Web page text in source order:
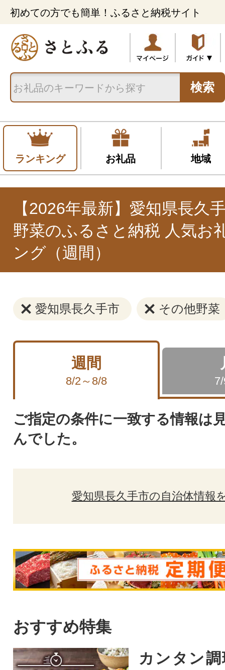
初めての方でも簡単！ふるさと納税サイト
検索
ランキング お礼品 地域
【2026年最新】愛知県長久
野菜のふるさと納税 人気お
ング（週間）
愛知県長久手市 その他野菜
週間
8/2～8/8
ご指定の条件に一致する情報は
んでした。
愛知県長久手市の自治体情報
おすすめ特集
カンタン